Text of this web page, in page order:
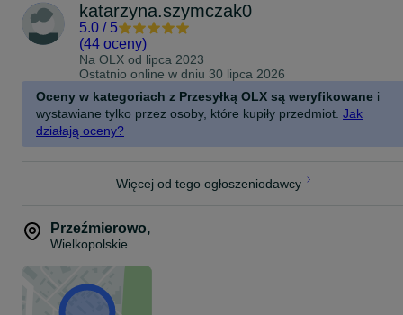
katarzyna.szymczak0
5.0 / 5
(44 oceny)
Na OLX od lipca 2023
Ostatnio online w dniu 30 lipca 2026
Oceny w kategoriach z Przesyłką OLX są weryfikowane i
wystawiane tylko przez osoby, które kupiły przedmiot. Jak
działają oceny?
Więcej od tego ogłoszeniodawcy
Przeźmierowo,
Wielkopolskie